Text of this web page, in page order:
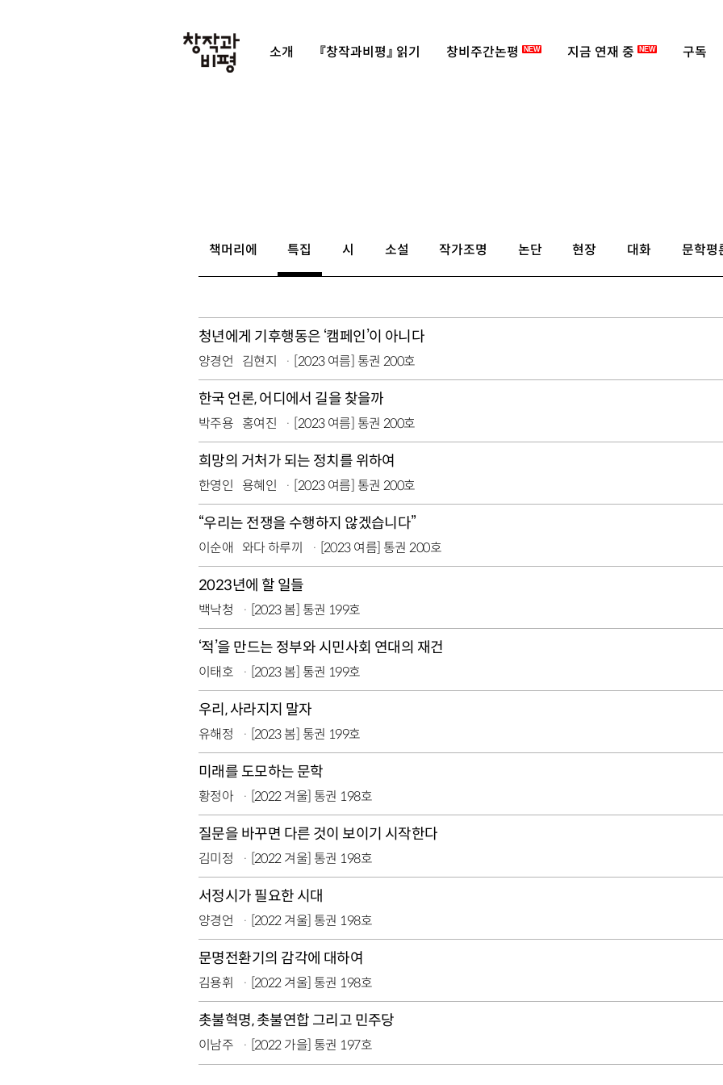
소개 『창작과비평』 읽기 창비주간논평 NEW 지금 연재 중 NEW 구독
책머리에 특집 시 소설 작가조명 논단 현장 대화 문학평
청년에게 기후행동은 ‘캠페인’이 아니다
양경언 김현지 [2023 여름] 통권 200호
한국 언론, 어디에서 길을 찾을까
박주용 홍여진 [2023 여름] 통권 200호
희망의 거처가 되는 정치를 위하여
한영인 용혜인 [2023 여름] 통권 200호
“우리는 전쟁을 수행하지 않겠습니다”
이순애 와다 하루끼 [2023 여름] 통권 200호
2023년에 할 일들
백낙청 [2023 봄] 통권 199호
‘적’을 만드는 정부와 시민사회 연대의 재건
이태호 [2023 봄] 통권 199호
우리, 사라지지 말자
유해정 [2023 봄] 통권 199호
미래를 도모하는 문학
황정아 [2022 겨울] 통권 198호
질문을 바꾸면 다른 것이 보이기 시작한다
김미정 [2022 겨울] 통권 198호
서정시가 필요한 시대
양경언 [2022 겨울] 통권 198호
문명전환기의 감각에 대하여
김용휘 [2022 겨울] 통권 198호
촛불혁명, 촛불연합 그리고 민주당
이남주 [2022 가을] 통권 197호